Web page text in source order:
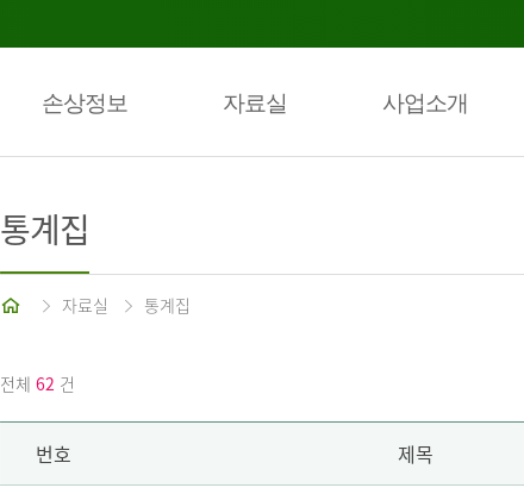
손상정보 자료실 사업소개
통계집
홈 자료실 통계집
전체 62 건
번호 제목